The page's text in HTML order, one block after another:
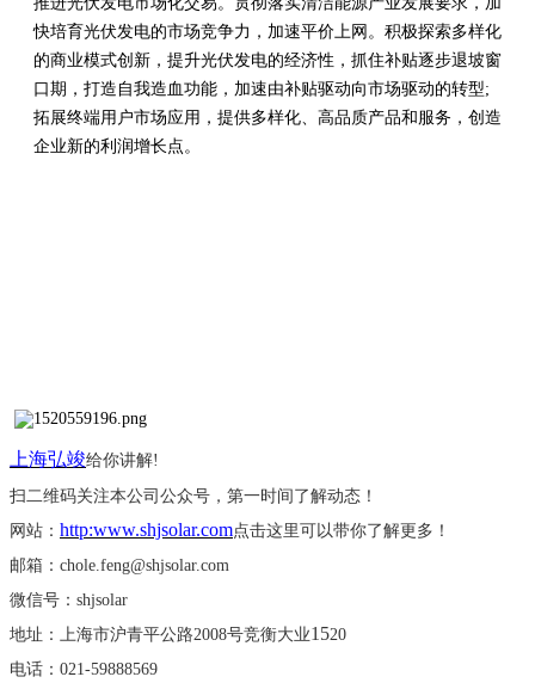
快培育光伏发电的市场竞争力，加速平价上网。积极探索多样化
的商业模式创新，提升光伏发电的经济性，抓住补贴逐步退坡窗
口期，打造自我造血功能，加速由补贴驱动向市场驱动的转型;
拓展终端用户市场应用，提供多样化、高品质产品和服务，创造
企业新的利润增长点。
上海弘竣给你讲解!
扫二维码关注本公司公众号，第一时间了解动态！
网站： http:www.shjsolar.com点击这里可以带你了解更多！
邮箱： chole.feng@shjsolar.com
微信号： shjsolar
地址：上海市沪青平公路2008号竞衡大业1520
电话： 021-59888569